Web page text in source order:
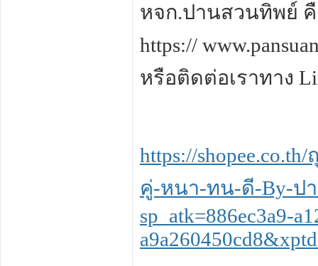
หจก.ปานสวนทิพย์
https://
หรือติดต่อเราทาง
https://
คู่-หนา-ทน-ดี-By-ปา
sp_atk=886ec3a9-